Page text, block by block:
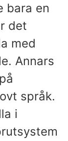
bara en
det
med
Annars
språk.
i